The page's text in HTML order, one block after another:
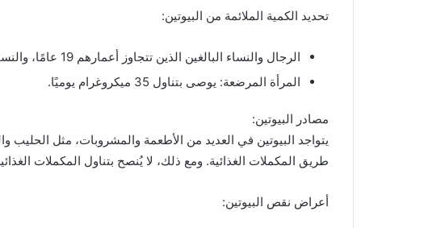
تحديد الكمية الملائمة من البيوتين:
الرجال والنساء البالغين الذين تتجاوز أعمارهم 19 عامًا، والنساء الحوامل: يوصى بتناول 30 ميكروغرام يوميًا.
المرأة المرضعة: يوصى بتناول 35 ميكروغرام يوميًا.
مصادر البيوتين:
يتواجد البيوتين في العديد من الأطعمة والمشروبات، مثل
طريق المكملات الغذائية. ومع ذلك، لا يُنصح بتناول المكملات
أعراض نقص البيوتين: